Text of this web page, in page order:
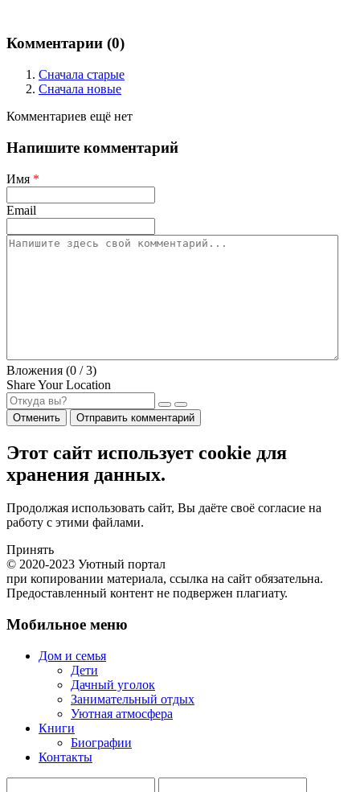
Комментарии (0)
Сначала старые
Сначала новые
Комментариев ещё нет
Напишите комментарий
Имя *
Email
Вложения (0 / 3)
Share Your Location
Отменить Отправить комментарий
Этот сайт использует cookie для
хранения данных.
Продолжая использовать сайт, Вы даёте своё согласие на
работу с этими файлами.
Принять
© 2020-2023 Уютный портал
при копировании материала, ссылка на сайт обязательна.
Предоставленный контент не подвержен плагиату.
Мобильное меню
Дом и семья
Дети
Дачный уголок
Занимательный отдых
Уютная атмосфера
Книги
Биографии
Контакты